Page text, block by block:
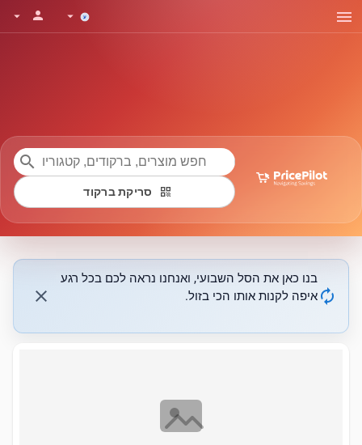
menu
arrow_drop_down
person
arrow_drop_down
search
qr_code סריקת ברקוד
autorenew
בנו כאן את הסל השבועי, ואנחנו נראה לכם בכל רגע
איפה לקנות אותו הכי בזול.
close